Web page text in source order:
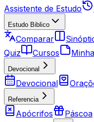
Assistente de Estudo
Estudo Biblico
Comparar
Quiz
Cursos
Devocional
Devocional
Referencia
Apócrifos
Páscoa